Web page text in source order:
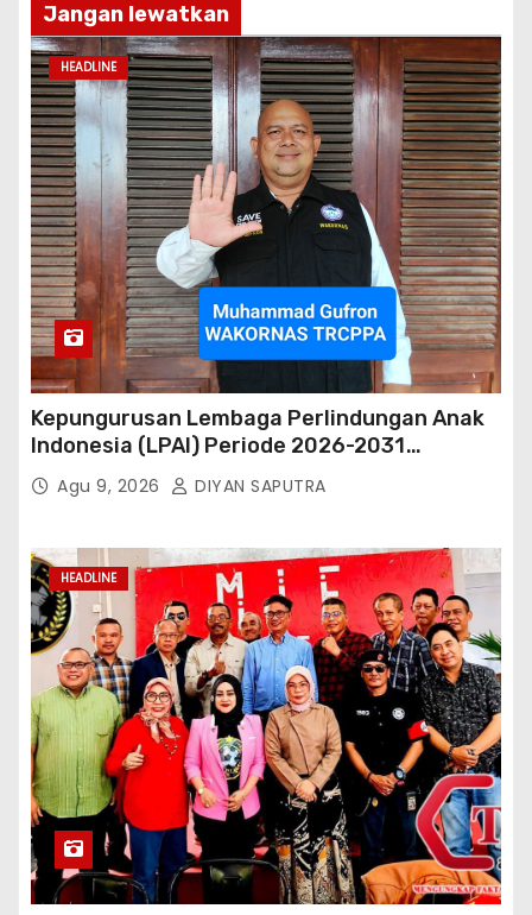
Jangan lewatkan
HEADLINE
Kepungurusan Lembaga Perlindungan Anak
Indonesia (LPAI) Periode 2026-2031
Terbentuk, Wakil Kordinator Nasional Tim
Reaksi Cepat Perlindungan Perempuan Anak
Mengapresiasi Dan Beri Selamat
Agu 9, 2026 DIYAN SAPUTRA
HEADLINE